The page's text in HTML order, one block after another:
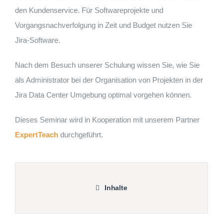
den Kundenservice. Für Softwareprojekte und
Vorgangsnachverfolgung in Zeit und Budget nutzen Sie
Jira-Software.
Nach dem Besuch unserer Schulung wissen Sie, wie Sie
als Administrator bei der Organisation von Projekten in der
Jira Data Center Umgebung optimal vorgehen können.
Dieses Seminar wird in Kooperation mit unserem Partner
ExpertTeachdurchgeführt.
Inhalte